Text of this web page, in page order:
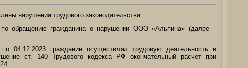
нарушения трудового законодательства
по обращению гражданина о нарушении ООО «Альпина» (далее –
04.12.2023 гражданин осуществлял трудовую деятельность в
ст. 140 Трудового кодекса РФ окончательный расчет при